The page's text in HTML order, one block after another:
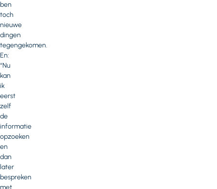
ben
toch
nieuwe
dingen
tegengekomen.
En:
“Nu
kan
ik
eerst
zelf
de
informatie
opzoeken
en
dan
later
bespreken